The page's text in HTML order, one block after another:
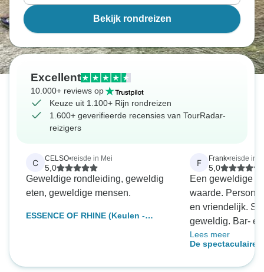
Bekijk rondreizen
Excellent
10.000+ reviews op
Keuze uit 1.100+ Rijn rondreizen
1.600+ geverifieerde recensies van TourRadar-
reizigers
C CELSO•reisde in Mei
5,0
Geweldige rondleiding, geweldig
eten, geweldige mensen.
ESSENCE OF RHINE (Keulen -
F Frank•reisde in
5,0
Een geweldige
waarde.
en vriendelijk.
geweldig. Bar-
personeel attent.
misschien een
onze smaak,
Lees meer
De spectaculaire
Basel – van en